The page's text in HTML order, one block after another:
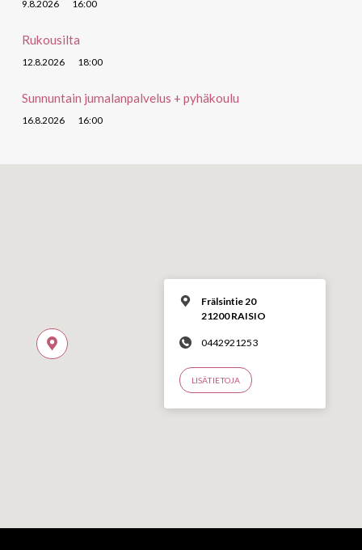
9.8.2026 16:00
Rukousilta
12.8.2026 18:00
Sunnuntain jumalanpalvelus + pyhäkoulu
16.8.2026 16:00
Frälsintie 20
21200 RAISIO
0442921253
LISÄTIETOJA